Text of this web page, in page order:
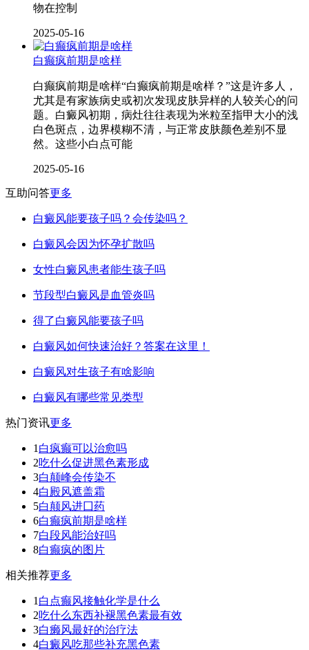
物在控制
2025-05-16
白癫疯前期是啥样
白癫疯前期是啥样“白癫疯前期是啥样？”这是许多人，
尤其是有家族病史或初次发现皮肤异样的人较关心的问
题。白癜风初期，病灶往往表现为米粒至指甲大小的浅
白色斑点，边界模糊不清，与正常皮肤颜色差别不显
然。这些小白点可能
2025-05-16
互助问答更多
白癜风能要孩子吗？会传染吗？
白癜风会因为怀孕扩散吗
女性白癜风患者能生孩子吗
节段型白癜风是血管炎吗
得了白癜风能要孩子吗
白癜风如何快速治好？答案在这里！
白癜风对生孩子有啥影响
白癜风有哪些常见类型
热门资讯更多
1 白疯癫可以治愈吗
2吃什么促进黑色素形成
3白颠峰会传染不
4白殿风遮盖霜
5白颠风进囗药
6白癫疯前期是啥样
7白段风能治好吗
8白癫疯的图片
相关推荐更多
1 白点癫风接触化学是什么
2吃什么东西补褪黑色素最有效
3白癞风最好的治疗法
4白癜风吃那些补充黑色素